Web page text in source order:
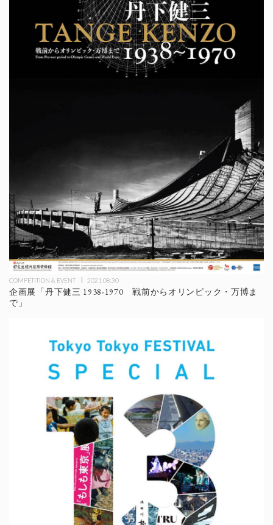
COMPETITION & EVENT 2021.08.30
企画展「丹下健三 1938-1970 戦前からオリンピック・万博ま
で」